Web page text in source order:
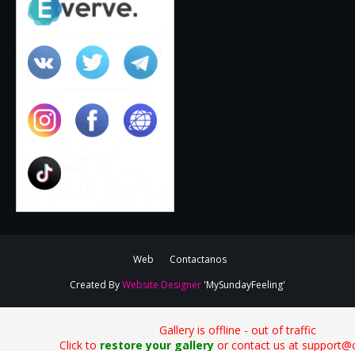
Web
Contactanos
Created ByWebsite Designer 'MySundayFeeling'
Gallery is offline - out of traffic
Click to restore your galleryor contact us at